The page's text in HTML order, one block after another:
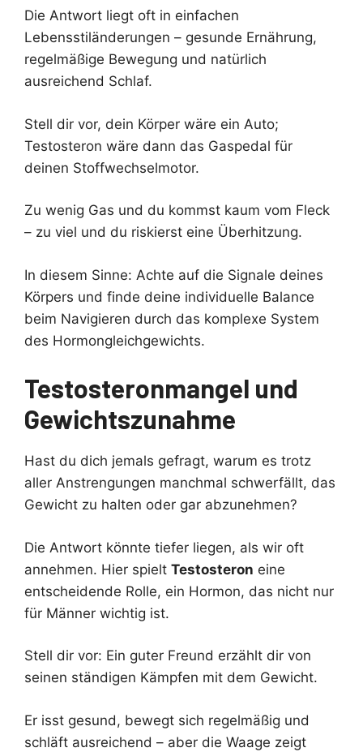
Die Antwort liegt oft in einfachen
Lebensstiländerungen – gesunde Ernährung,
regelmäßige Bewegung und natürlich
ausreichend Schlaf.
Stell dir vor, dein Körper wäre ein Auto;
Testosteron wäre dann das Gaspedal für
deinen Stoffwechselmotor.
Zu wenig Gas und du kommst kaum vom Fleck
– zu viel und du riskierst eine Überhitzung.
In diesem Sinne: Achte auf die Signale deines
Körpers und finde deine individuelle Balance
beim Navigieren durch das komplexe System
des Hormongleichgewichts.
Testosteronmangel und
Gewichtszunahme
Hast du dich jemals gefragt, warum es trotz
aller Anstrengungen manchmal schwerfällt, das
Gewicht zu halten oder gar abzunehmen?
Die Antwort könnte tiefer liegen, als wir oft
annehmen. Hier spielt Testosteron eine
entscheidende Rolle, ein Hormon, das nicht nur
für Männer wichtig ist.
Stell dir vor: Ein guter Freund erzählt dir von
seinen ständigen Kämpfen mit dem Gewicht.
Er isst gesund, bewegt sich regelmäßig und
schläft ausreichend – aber die Waage zeigt